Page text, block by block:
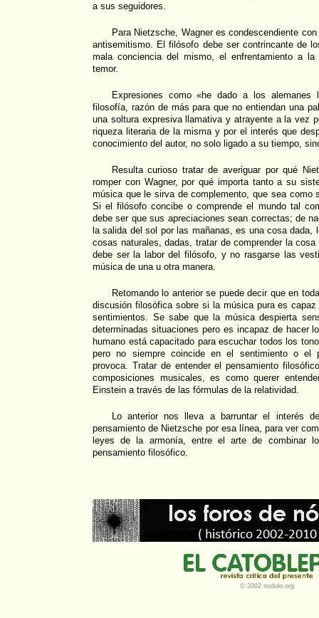
a sus seguidores.
Para Nietzsche, Wagner es condescendiente
antisemitismo. El filósofo debe ser contrincante de
mala conciencia del mismo, el enfrentamiento a la
temor.
Expresiones como «he dado a los alemanes
filosofía, razón de más para que no entiendan una
una soltura expresiva llamativa y atrayente a la vez
riqueza literaria de la misma y por el interés que
conocimiento del autor, no solo ligado a su tiempo,
Resulta curioso tratar de averiguar por qué
romper con Wagner, por qué importa tanto a su
música que le sirva de complemento, que sea como
Si el filósofo concibe o comprende el mundo tal
debe ser que sus apreciaciones sean correctas; de
la salida del sol por las mañanas, es una cosa dada,
cosas naturales, dadas, tratar de comprender la
debe ser la labor del filósofo, y no rasgarse las
música de una u otra manera.
Retomando lo anterior se puede decir que en
discusión filosófica sobre si la música pura es
sentimientos. Se sabe que la música despierta
determinadas situaciones pero es incapaz de hacer
humano está capacitado para escuchar todos los
pero no siempre coincide en el sentimiento o el
provoca. Tratar de entender el pensamiento
composiciones musicales, es como querer
Einstein a través de las fórmulas de la relatividad.
Lo anterior nos lleva a barruntar el interés
pensamiento de Nietzsche por esa línea, para ver
leyes de la armonía, entre el arte de combinar
pensamiento filosófico.
© 2002 nodulo.org